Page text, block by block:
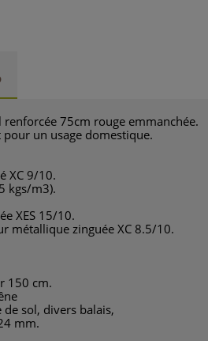
75cm rouge emmanchée.
un usage domestique.
XC 9/10.
kgs/m3).
XES 15/10.
métallique zinguée XC 8.5/10.
150 cm.
sol, divers balais,
mm.